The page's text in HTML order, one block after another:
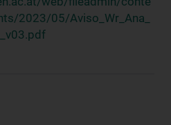
2023/05/Aviso_Wr_Ana_